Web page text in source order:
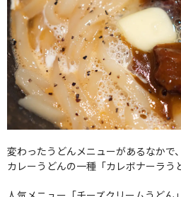
変わったうどんメニューがあるなかで
カレーうどんの一種「カレボナーラう